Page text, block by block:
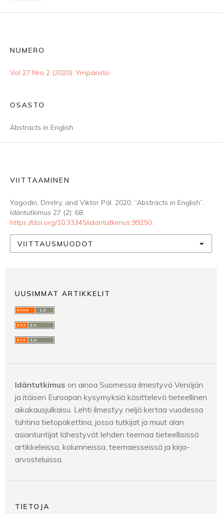
NUMERO
Vol 27 Nro 2 (2020): Ympäristö
OSASTO
Abstracts in English
VIITTAAMINEN
Yagodin, Dmitry, and Viktor Pál. 2020. “Abstracts in English”.
Idäntutkimus 27 (2): 68.
https://doi.org/10.33345/idantutkimus.99250.
VIITTAUSMUODOT
UUSIMMAT ARTIKKELIT
Idäntutkimus on ainoa Suomessa ilmestyvä Venäjän
ja itäisen Euroopan kysymyksiä käsittelevä tieteellinen
aikakausjulkaisu. Lehti ilmestyy neljä kertaa vuodessa
tuhtina tietopakettina, jossa tutkijat ja muut alan
asiantuntijat lähestyvät lehden teemaa tieteellisissä
artikkeleissa, kolumneissa, teemaesseissä ja kirja-
arvosteluissa.
TIETOJA